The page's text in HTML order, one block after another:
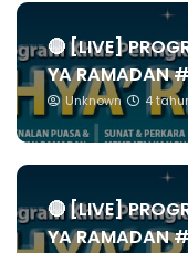
🔴 [LIVE]
YA RAMADAN
Unknown 4
🔴 [LIVE]
YA RAMADAN